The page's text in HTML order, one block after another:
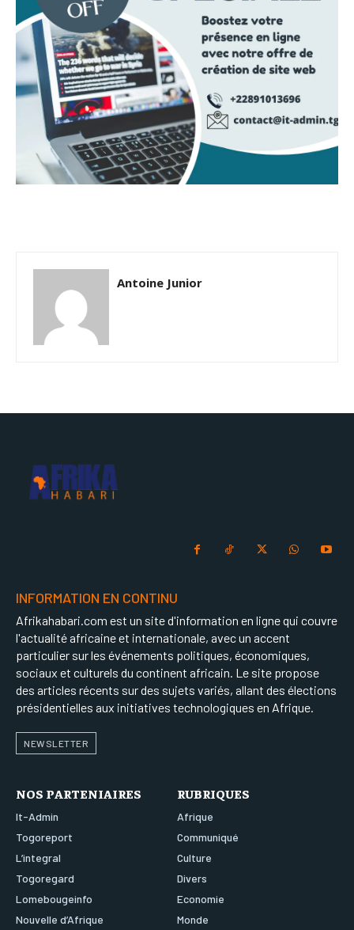
Antoine Junior
INFORMATION EN CONTINU
Afrikahabari.com est un site d'information en ligne qui couvre
l'actualité africaine et internationale, avec un accent
particulier sur les événements politiques, économiques,
sociaux et culturels du continent africain. Le site propose
des articles récents sur des sujets variés, allant des élections
présidentielles aux initiatives technologiques en Afrique.
NEWSLETTER
NOS PARTENIAIRES
It-Admin
Togoreport
L’integral
Togoregard
Lomebougeinfo
Nouvelle d’Afrique
RUBRIQUES
Afrique
Communiqué
Culture
Divers
Economie
Monde